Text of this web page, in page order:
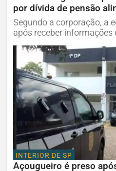
por dívida de pensão
Segundo a corporação, a
após receber informações
INTERIOR DE SP
Açougueiro é preso